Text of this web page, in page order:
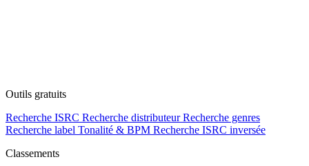
Outils gratuits
Recherche ISRC Recherche distributeur Recherche genres
Recherche label Tonalité & BPM Recherche ISRC inversée
Classements